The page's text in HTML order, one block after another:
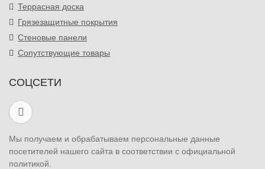
Террасная доска
Грязезащитные покрытия
Стеновые панели
Сопутствующие товары
СОЦСЕТИ
Мы получаем и обрабатываем персональные данные
посетителей нашего сайта в соответствии с официальной
политикой.